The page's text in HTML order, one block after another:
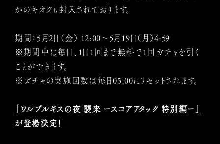
かのキオクも封入されております。
期間：5月2日（金） 12:00〜5月19日（月）4:59
※期間中は毎日、1日1回まで無料で1回ガチャを引く
ことができます。
※ガチャの実施回数は毎日05:00にリセットされます。
「ワルプルギスの夜 襲来 ースコアアタック 特別編ー」
が登場決定！